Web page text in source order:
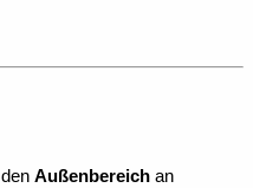
Außenbereich an